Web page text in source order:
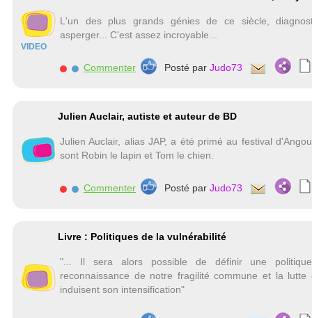
VIDEO
L'un des plus grands génies de ce siècle,
asperger... C'est assez incroyable...
Commenter Posté par Judo73
Julien Auclair, autiste et auteur de BD
Julien Auclair, alias JAP, a été primé au festival
sont Robin le lapin et Tom le chien.
Commenter Posté par Judo73
Livre : Politiques de la vulnérabilité
"... Il sera alors possible de définir une
reconnaissance de notre fragilité commune et la
induisent son intensification"